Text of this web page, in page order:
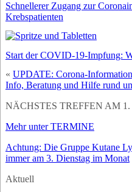
Schnellerer Zugang zur
Krebspatienten
Start der COVID-19-Impfung:
« UPDATE: Corona-
Info, Beratung und Hilfe rund
NÄCHSTES TREFFEN AM 1.
Mehr unter TERMINE
Achtung: Die Gruppe Kutane
immer am 3. Dienstag im Monat
Aktuell